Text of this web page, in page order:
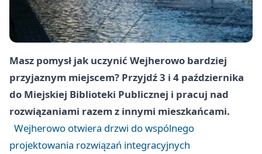
Masz pomysł jak uczynić Wejherowo bardziej
przyjaznym miejscem? Przyjdź 3 i 4 października
do Miejskiej Biblioteki Publicznej i pracuj nad
rozwiązaniami razem z innymi mieszkańcami.
Wejherowo otwiera drzwi do wspólnego
projektowania rozwiązań integracyjnych